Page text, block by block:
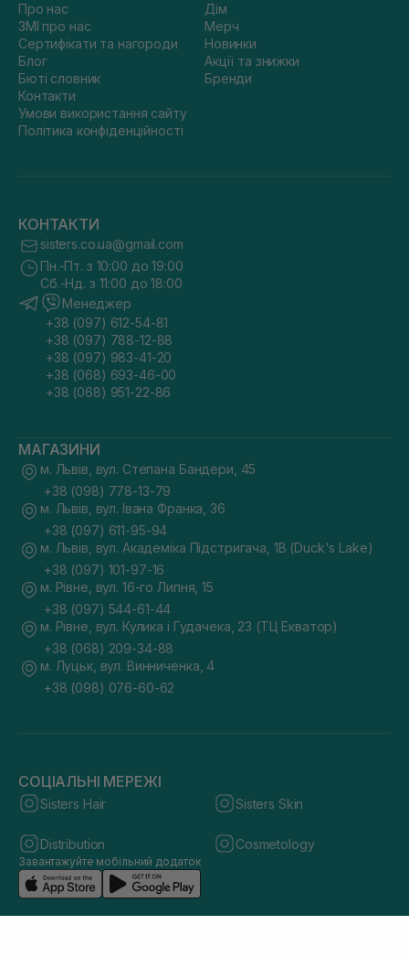
Про нас
ЗМІ про нас
Сертифікати та нагороди
Блог
Бюті словник
Контакти
Умови використання сайту
Політика конфіденційності
Дім
Мерч
Новинки
Акції та знижки
Бренди
КОНТАКТИ
sisters.co.ua@gmail.com
Пн.-Пт. з 10:00 до 19:00
Сб.-Нд. з 11:00 до 18:00
Менеджер
+38 (097) 612-54-81
+38 (097) 788-12-88
+38 (097) 983-41-20
+38 (068) 693-46-00
+38 (068) 951-22-86
МАГАЗИНИ
м. Львів, вул. Степана Бандери, 45
+38 (098) 778-13-79
м. Львів, вул. Івана Франка, 36
+38 (097) 611-95-94
м. Львів, вул. Академіка Підстригача, 1В (Duck's Lake)
+38 (097) 101-97-16
м. Рівне, вул. 16-го Липня, 15
+38 (097) 544-61-44
м. Рівне, вул. Кулика і Гудачека, 23 (ТЦ Екватор)
+38 (068) 209-34-88
м. Луцьк, вул. Винниченка, 4
+38 (098) 076-60-62
СОЦІАЛЬНІ МЕРЕЖІ
Sisters Hair Sisters Skin
Distribution Cosmetology
Завантажуйте мобільний додаток